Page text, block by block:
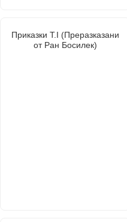
Приказки Т.I (Преразказани
от Ран Босилек)